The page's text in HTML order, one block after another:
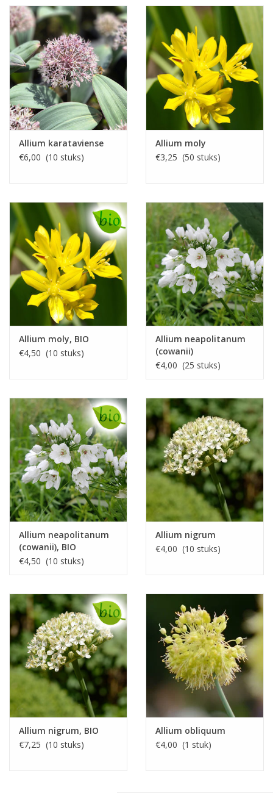
Allium karataviense
€6,00 (10 stuks)
Allium moly
€3,25 (50 stuks)
Allium moly, BIO
€4,50 (10 stuks)
Allium neapolitanum
(cowanii)
€4,00 (25 stuks)
Allium neapolitanum
(cowanii), BIO
€4,50 (10 stuks)
Allium nigrum
€4,00 (10 stuks)
Allium nigrum, BIO
€7,25 (10 stuks)
Allium obliquum
€4,00 (1 stuk)